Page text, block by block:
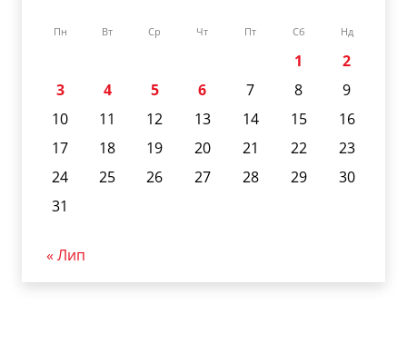
Пн Вт Ср Чт Пт Сб Нд
1
2
3
4 5 6 7 8
9
10
11 12 13 14 15
16
17
18 19 20 21 22
23
24
25 26 27 28 29
30
31
« Лип